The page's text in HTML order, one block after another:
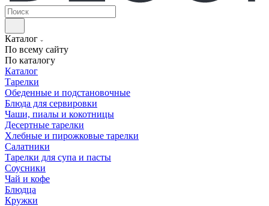
Каталог
По всему сайту
По каталогу
Каталог
Тарелки
Обеденные и подстановочные
Блюда для сервировки
Чаши, пиалы и кокотницы
Десертные тарелки
Хлебные и пирожковые тарелки
Салатники
Тарелки для супа и пасты
Соусники
Чай и кофе
Блюдца
Кружки